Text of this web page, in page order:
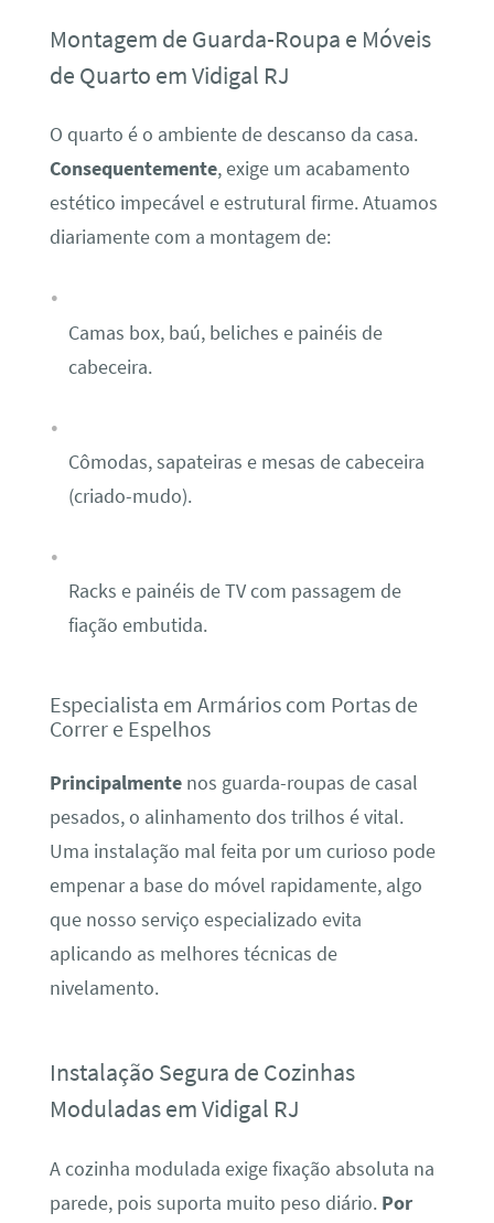
Montagem de Guarda-Roupa e Móveis
de Quarto em Vidigal RJ
O quarto é o ambiente de descanso da casa.
Consequentemente, exige um acabamento
estético impecável e estrutural firme. Atuamos
diariamente com a montagem de:
Camas box, baú, beliches e painéis de
cabeceira.
Cômodas, sapateiras e mesas de cabeceira
(criado-mudo).
Racks e painéis de TV com passagem de
fiação embutida.
Especialista em Armários com Portas de
Correr e Espelhos
Principalmentenos guarda-roupas de casal
pesados, o alinhamento dos trilhos é vital.
Uma instalação mal feita por um curioso pode
empenar a base do móvel rapidamente, algo
que nosso serviço especializado evita
aplicando as melhores técnicas de
nivelamento.
Instalação Segura de Cozinhas
Moduladas em Vidigal RJ
A cozinha modulada exige fixação absoluta na
parede, pois suporta muito peso diário. Por